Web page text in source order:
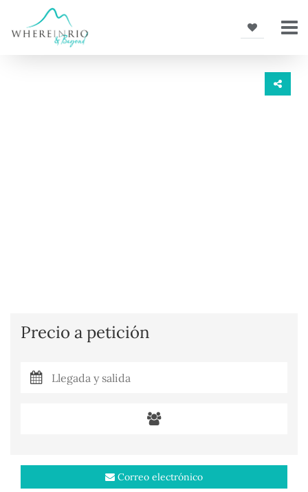
Precio a petición
Correo electrónico